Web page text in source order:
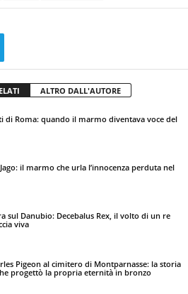
ALTRO DALL'AUTORE
di Roma: quando il marmo diventava voce del
il marmo che urla l’innocenza perduta nel
sul Danubio: Decebalus Rex, il volto di un re
viva
Pigeon al cimitero di Montparnasse: la storia
progettò la propria eternità in bronzo